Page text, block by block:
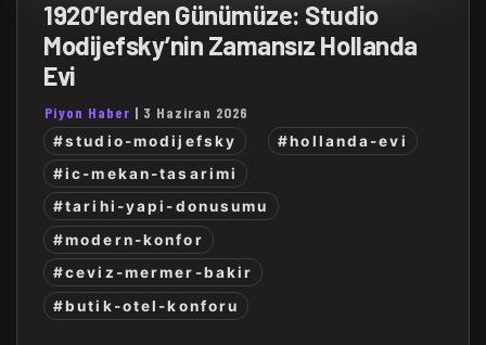
1920’lerden Günümüze: Studio
Modijefsky’nin Zamansız Hollanda
Evi
Piyon Haber | 3 Haziran 2026
#studio-modijefsky
#hollanda-evi
#ic-mekan-tasarimi
#tarihi-yapi-donusumu
#modern-konfor
#ceviz-mermer-bakir
#butik-otel-konforu